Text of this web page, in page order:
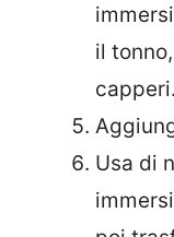
il
capperi.
Usa di